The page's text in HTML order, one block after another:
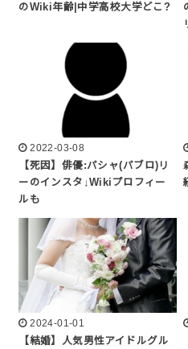
のWiki年齢|中学高校大学どこ?
2022-03-08
【死因】俳優:パシャ(パブロ)リ
ーのインスタ↓Wikiプロフィー
ルも
2024-01-01
【結婚】人気男性アイドルグル